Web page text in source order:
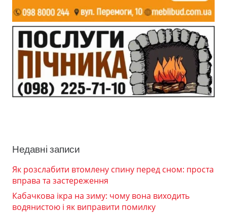
Недавні записи
Як розслабити втомлену спину перед сном: проста
вправа та застереження
Кабачкова ікра на зиму: чому вона виходить
водянистою і як виправити помилку